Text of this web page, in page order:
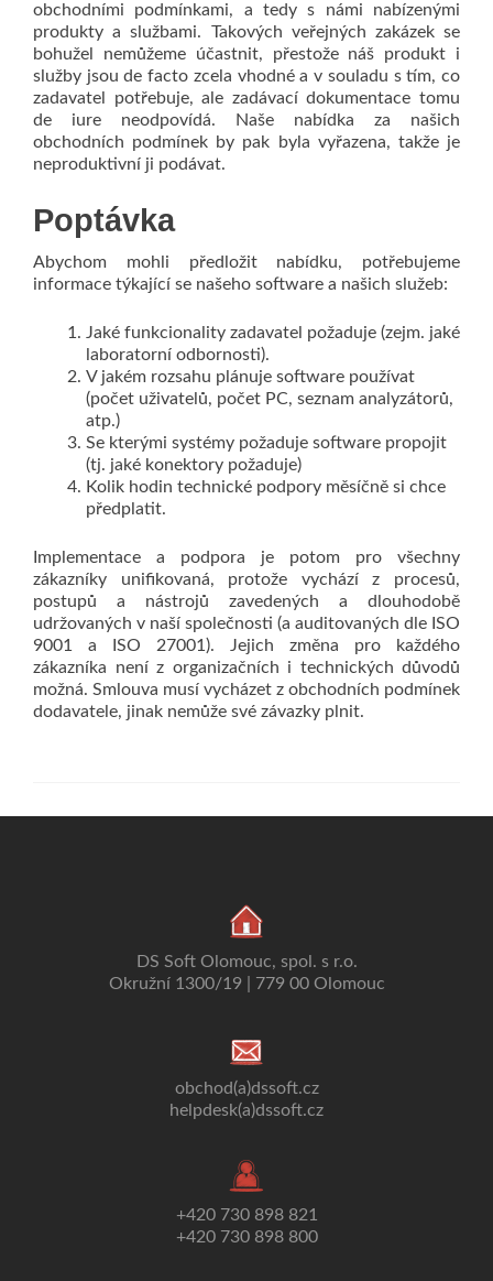
obchodními podmínkami, a tedy s námi nabízenými
produkty a službami. Takových veřejných zakázek se
bohužel nemůžeme účastnit, přestože náš produkt i
služby jsou de facto zcela vhodné a v souladu s tím, co
zadavatel potřebuje, ale zadávací dokumentace tomu
de iure neodpovídá. Naše nabídka za našich
obchodních podmínek by pak byla vyřazena, takže je
neproduktivní ji podávat.
Poptávka
Abychom mohli předložit nabídku, potřebujeme
informace týkající se našeho software a našich služeb:
Jaké funkcionality zadavatel požaduje (zejm. jaké
laboratorní odbornosti).
V jakém rozsahu plánuje software používat
(počet uživatelů, počet PC, seznam analyzátorů,
atp.)
Se kterými systémy požaduje software propojit
(tj. jaké konektory požaduje)
Kolik hodin technické podpory měsíčně si chce
předplatit.
Implementace a podpora je potom pro všechny
zákazníky unifikovaná, protože vychází z procesů,
postupů a nástrojů zavedených a dlouhodobě
udržovaných v naší společnosti (a auditovaných dle ISO
9001 a ISO 27001). Jejich změna pro každého
zákazníka není z organizačních i technických důvodů
možná. Smlouva musí vycházet z obchodních podmínek
dodavatele, jinak nemůže své závazky plnit.
DS Soft Olomouc, spol. s r.o.
Okružní 1300/19 | 779 00 Olomouc
obchod(a)dssoft.cz
helpdesk(a)dssoft.cz
+420 730 898 821
+420 730 898 800